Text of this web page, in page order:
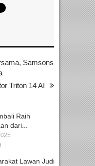
Samsons
Triton 14 AI
Raih
dari...
Lawan Judi